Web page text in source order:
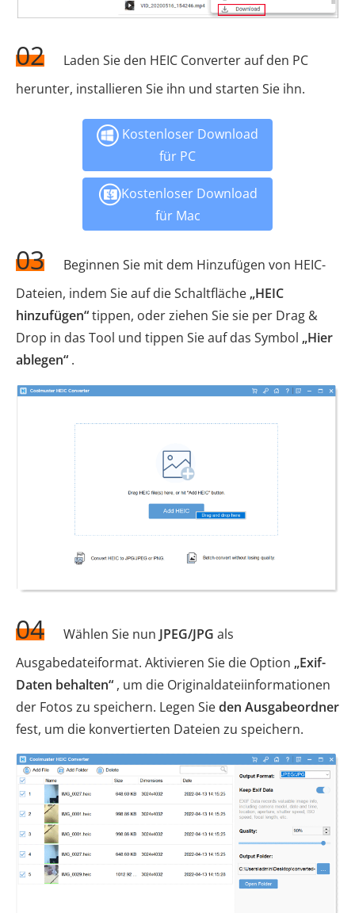
02
Laden Sie den HEIC Converter auf den PC
herunter, installieren Sie ihn und starten Sie ihn.
Kostenloser Download
für PC
Kostenloser Download
für Mac
03
Beginnen Sie mit dem Hinzufügen von HEIC-
Dateien, indem Sie auf die Schaltfläche „HEIC
hinzufügen“tippen, oder ziehen Sie sie per Drag &
Drop in das Tool und tippen Sie auf das Symbol „Hier
ablegen“ .
04 Wählen Sie nun JPEG/JPG als
Ausgabedateiformat. Aktivieren Sie die Option „Exif-
Daten behalten“ , um die Originaldateiinformationen
der Fotos zu speichern. Legen Sieden Ausgabeordner
fest, um die konvertierten Dateien zu speichern.